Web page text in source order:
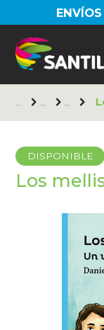
DISPONIBLE
Los